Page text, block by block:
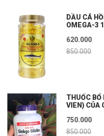
DẦU CÁ
OMEGA-3
620.000
850.000
THUỐC BỔ
VIEN) CỦA
750.000
850.000